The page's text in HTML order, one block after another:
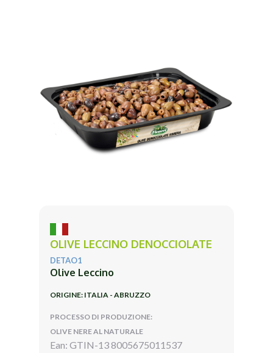
OLIVE LECCINO DENOCCIOLATE
DETAO1
Olive Leccino
ORIGINE: ITALIA - ABRUZZO
PROCESSO DI PRODUZIONE:
OLIVE NERE AL NATURALE
Ean: GTIN-13 8005675011537